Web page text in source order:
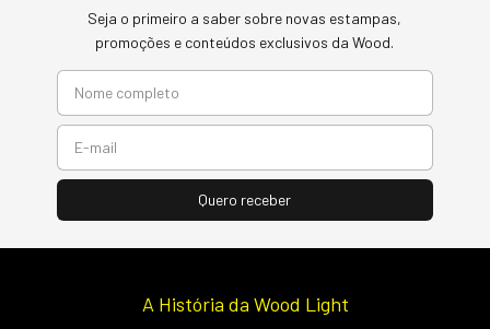
Seja o primeiro a saber sobre novas estampas,
promoções e conteúdos exclusivos da Wood.
A História da Wood Light